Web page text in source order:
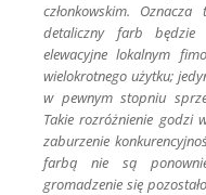
członkowskim.
detaliczny farb będzie
elewacyjne lokalnym
wielokrotnego użytku;
w pewnym stopniu
Takie rozróżnienie godzi
zaburzenie
farbą nie są
gromadzenie się